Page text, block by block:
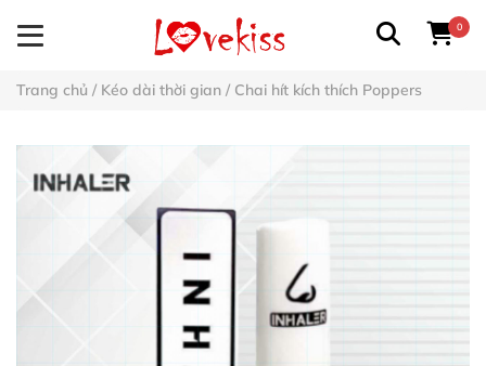
0
Trang chủ / Kéo dài thời gian / Chai hít kích thích Poppers